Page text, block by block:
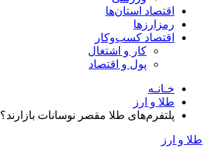
اقتصاد استان‌ها
رمزارزها
اقتصاد کسب‌و‌کار
کار و اشتغال
پول و اقتصاد
خـانـه
طلا و ارز
پلتفرم‌های طلا مقصر نوسانات بازارند؟
طلا و ارز